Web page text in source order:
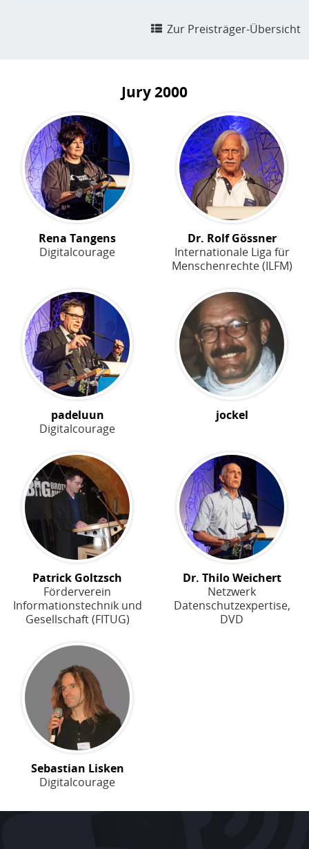
Zur Preisträger-Übersicht
Jury2000
Rena Tangens
Digitalcourage
Dr. Rolf Gössner
Internationale Liga für
Menschenrechte (ILFM)
padeluun
Digitalcourage
jockel
Patrick Goltzsch
Förderverein
Informationstechnik und
Gesellschaft (FITUG)
Dr. Thilo Weichert
Netzwerk
Datenschutzexpertise,
DVD
Sebastian Lisken
Digitalcourage